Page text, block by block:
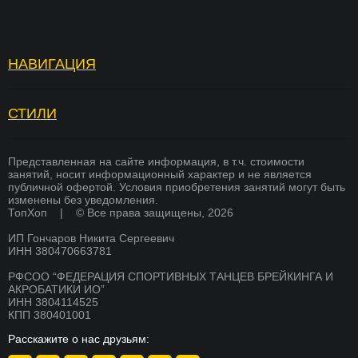
НАВИГАЦИЯ
Услуги
Памятка для родителей
Преподаватели
Стоимость
Расписание
О школе
Никита Гончаров
Система лояльности
Вопросы и ответы
Академия тренеров
Франшиза
Оплата
Магазин
Документы
Дипломы и сертификаты
Контакты
СТИЛИ
ХИП ХОП
СОВРЕМЕННЫЕ ТАНЦЫ
K-POP
СКОРО
БРЕЙКИНГ
СКОРО
ХИП ХОП
СКОРО
Представленная на сайте информация, в т.ч. стоимости
занятий, носит информационный характер и не является
публичной офертой. Условия приобретения занятий могут быть
изменены без уведомления.
ТопХоп | © Все права защищены, 2026
ИП Гончаров Никита Сергеевич
ИНН 380470663781
РФСОО “ФЕДЕРАЦИЯ СПОРТИВНЫХ ТАНЦЕВ БРЕЙКИНГА И
АКРОБАТИКИ ИО”
ИНН 3804114525
КПП 380401001
Расскажите о нас друзьям: